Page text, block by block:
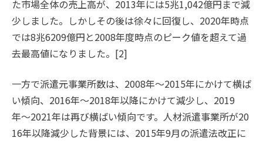
た市場全体の売上高が、2013年には5兆1,042億円まで減
少しました。しかしその後は徐々に回復し、2020年時点
では8兆6209億円と2008年度時点のピーク値を超えて過
去最高値になりました。[2]
一方で派遣元事業所数は、2008年〜2015年にかけて横ば
い傾向、2016年〜2018年以降にかけて減少し、2019
年〜2021年は再び横ばい傾向です。人材派遣事業所が20
16年以降減少した背景には、2015年9月の派遣法改正に